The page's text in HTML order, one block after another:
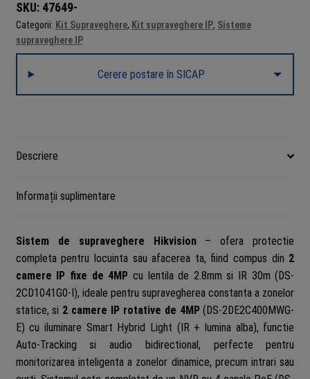
Hikvision
2
camere
2
4MP
Speaker,
4
canale
PoE,
HDD
500GB
SKU: 47649-
Categorii: Kit Supraveghere, Kit supraveghere IP, Sisteme
supraveghere IP
Cerere postare în SICAP
Descriere
Informații suplimentare
Sistem de supraveghere Hikvision– ofera protectie
completa pentru locuinta sau afacerea ta, fiind compus din 2
camere IP fixe de 4MP cu lentila de 2.8mm si IR 30m (DS-
2CD1041G0-I), ideale pentru supravegherea constanta a zonelor
statice, si 2 camere IP rotative de 4MP(DS-2DE2C400MWG-
E) cu iluminare Smart Hybrid Light (IR + lumina alba), functie
Auto-Tracking si audio bidirectional, perfecte pentru
monitorizarea inteligenta a zonelor dinamice, precum intrari sau